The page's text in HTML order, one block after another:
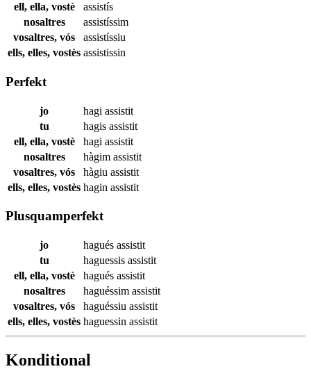
ell, ella, vostè
assistís
nosaltres
assistíssim
vosaltres, vós
assistíssiu
ells, elles, vostès assistissin
Perfekt
jo hagi assistit
tu
hagis assistit
ell, ella, vostè
hagi assistit
nosaltres
hàgim assistit
vosaltres, vós
hàgiu assistit
ells, elles, vostès hagin assistit
Plusquamperfekt
jo hagués assistit
tu
haguessis assistit
ell, ella, vostè
hagués assistit
nosaltres
haguéssim assistit
vosaltres, vós
haguéssiu assistit
ells, elles, vostès haguessin assistit
Konditional